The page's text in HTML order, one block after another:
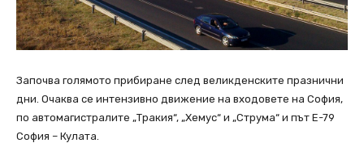
Започва голямото прибиране след великденските празнични
дни. Очаква се интензивно движение на входовете на София,
по автомагистралите „Тракия“, „Хемус“ и „Струма“ и път Е-79
София – Кулата.